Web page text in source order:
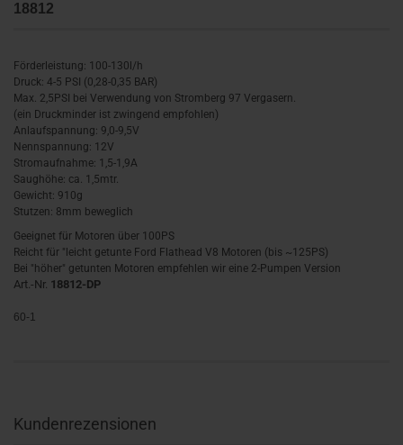
18812
Förderleistung: 100-130l/h
Druck: 4-5 PSI (0,28-0,35 BAR)
Max. 2,5PSI bei Verwendung von Stromberg 97 Vergasern.
(ein Druckminder ist zwingend empfohlen)
Anlaufspannung: 9,0-9,5V
Nennspannung: 12V
Stromaufnahme: 1,5-1,9A
Saughöhe: ca. 1,5mtr.
Gewicht: 910g
Stutzen: 8mm beweglich
Geeignet für Motoren über 100PS
Reicht für "leicht getunte Ford Flathead V8 Motoren (bis ~125PS)
Bei "höher" getunten Motoren empfehlen wir eine 2-Pumpen Version
Art.-Nr. 18812-DP
60-1
Kundenrezensionen